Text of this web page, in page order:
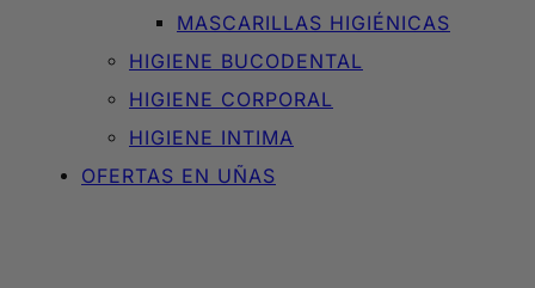
MASCARILLAS HIGIÉNICAS
HIGIENE BUCODENTAL
HIGIENE CORPORAL
HIGIENE INTIMA
OFERTAS EN UÑAS